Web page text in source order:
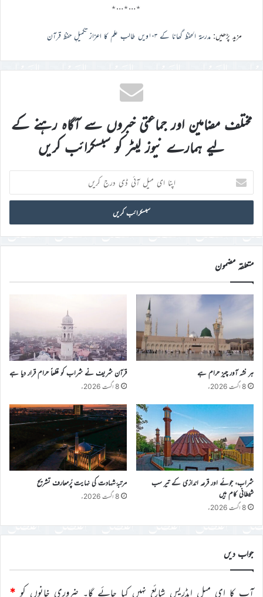
٭…٭…٭
مزید پڑھیں: مدرسۃ الحفظ گھانا کے ۱۰۳ویں طالب علم کا اعزاز تکمیلِ حفظ قرآن
مختلف مضامین اور جماعتی خبروں سے آگاہ رہنے کے
لیے ہمارے نیوز لیٹر کو سبسکرائب کریں
اپنا
ای
میل
ڈی
درج
کریں
متعلقہ مضمون
ہر نشہ آور چیز حرام ہے
8 اگست 2026ء
قرآن شریف نے شراب کو قطعاً حرام قرار دیا ہے
8 اگست 2026ء
شراب، جوئے اور قرعہ اندازی کے تیر سب
شیطانی کام ہیں
8 اگست 2026ء
مرتبۂ شہادت کی نہایت پُرمعارف تشریح
8 اگست 2026ء
جواب دیں
آپ کا ای میل ایڈریس شائع نہیں کیا جائے گا۔ ضروری خانوں کو *